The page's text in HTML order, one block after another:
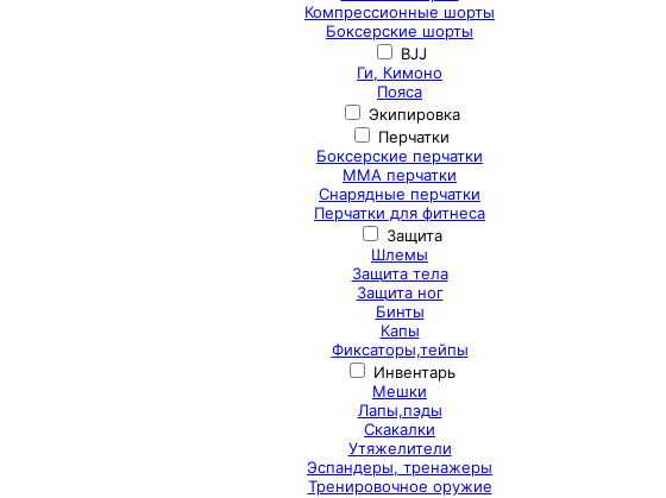
Компрессионные шорты
Боксерские шорты
BJJ
Ги, Кимоно
Пояса
Экипировка
Перчатки
Боксерские перчатки
ММА перчатки
Снарядные перчатки
Перчатки для фитнеса
Защита
Шлемы
Защита тела
Защита ног
Бинты
Капы
Фиксаторы,тейпы
Инвентарь
Мешки
Лапы,пэды
Скакалки
Утяжелители
Эспандеры, тренажеры
Тренировочное оружие